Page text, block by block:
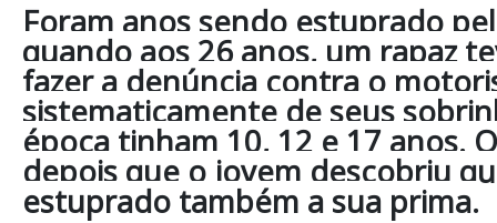
Foram anos sendo estuprado
quando aos 26 anos, um rapaz
fazer a denúncia contra o
sistematicamente de seus
época tinham 10, 12 e 17 anos.
depois que o jovem descobriu
estuprado também a sua prima.